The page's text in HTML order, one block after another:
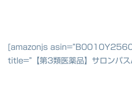
[amazonjs
title=”【第3類医薬品】サロンパ